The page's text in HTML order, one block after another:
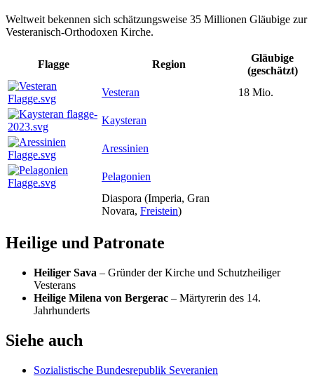
Weltweit bekennen sich schätzungsweise 35 Millionen Gläubige zur
Vesteranisch-Orthodoxen Kirche.
Flagge Region
Gläubige
(geschätzt)
Vesteran
18 Mio.
Kaysteran
Aressinien
Pelagonien
Diaspora (Imperia, Gran
Novara, Freistein)
Heilige und Patronate
Heiliger Sava – Gründer der Kirche und Schutzheiliger
Vesterans
Heilige Milena von Bergerac – Märtyrerin des 14.
Jahrhunderts
Siehe auch
Sozialistische Bundesrepublik Severanien